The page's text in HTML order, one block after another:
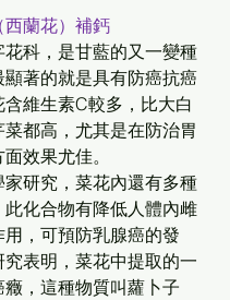
蘭花）補鈣
科，是甘藍的又一變種
著的就是具有防癌抗癌
維生素C較多，比大白
都高，尤其是在防治胃
效果尤佳。
研究，菜花內還有多種
化合物有降低人體內雌
，可預防乳腺癌的發
表明，菜花中提取的一
，這種物質叫蘿卜子